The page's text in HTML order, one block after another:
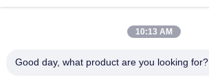
Categorias populares
10:13 AM
Good day, what product are you looking for?